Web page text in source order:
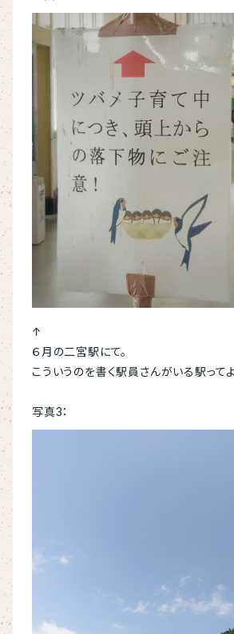
↑
６月の二宮駅にて。
こういうのを書く駅員さんがいる駅って
写真3：